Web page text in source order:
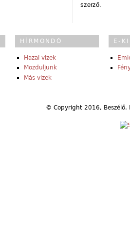
szerző.
HÍRMONDÓ
Hazai vizek
Mozduljunk
Más vizek
E-
© Copyright 2016,